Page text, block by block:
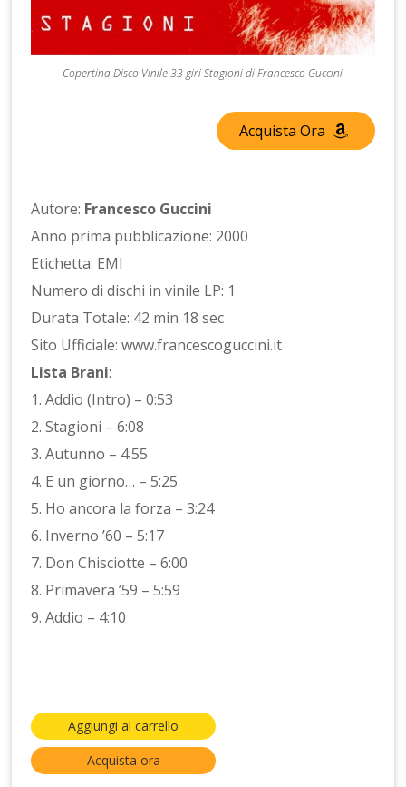
Copertina Disco Vinile 33 giri Stagioni di Francesco Guccini
Acquista Ora
Autore: Francesco Guccini
Anno prima pubblicazione: 2000
Etichetta: EMI
Numero di dischi in vinile LP: 1
Durata Totale: 42 min 18 sec
Sito Ufficiale: www.francescoguccini.it
Lista Brani:
1. Addio (Intro) – 0:53
2. Stagioni – 6:08
3. Autunno – 4:55
4. E un giorno… – 5:25
5. Ho ancora la forza – 3:24
6. Inverno ’60 – 5:17
7. Don Chisciotte – 6:00
8. Primavera ’59 – 5:59
9. Addio – 4:10
Aggiungi al carrello
Acquista ora